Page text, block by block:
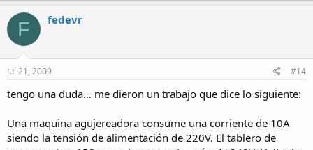
F fedevr
Jul 21, 2009 #14
tengo una duda... me dieron un trabajo que dice lo siguiente:
Una maquina agujereadora consume una corriente de 10A
siendo la tensión de alimentación de 220V. El tablero de